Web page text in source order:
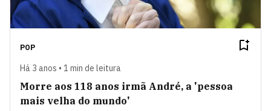
POP
Há 3 anos • 1 min de leitura
Morre aos 118 anos irmã André, a 'pessoa
mais velha do mundo'